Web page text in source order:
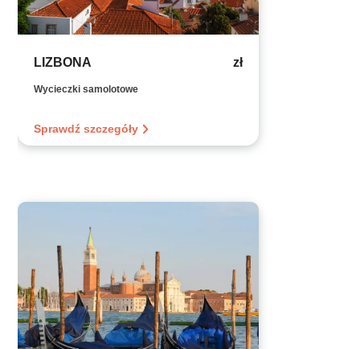
LIZBONA zł
Wycieczki samolotowe
Sprawdź szczegóły